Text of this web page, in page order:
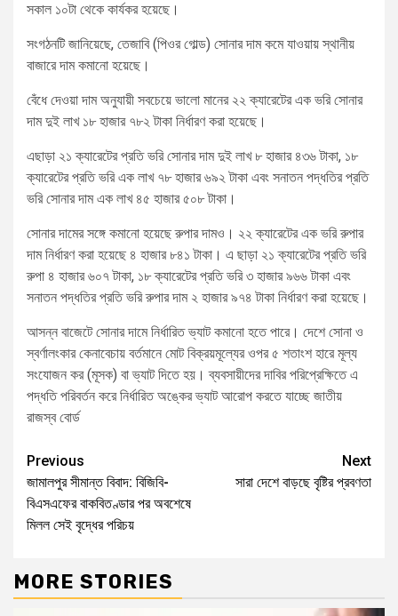
সকাল ১০টা থেকে কার্যকর হয়েছে।
সংগঠনটি জানিয়েছে, তেজাবি (পিওর গোল্ড) সোনার দাম কমে যাওয়ায় স্থানীয়
বাজারে দাম কমানো হয়েছে।
বেঁধে দেওয়া দাম অনুযায়ী সবচেয়ে ভালো মানের ২২ ক্যারেটের এক ভরি সোনার
দাম দুই লাখ ১৮ হাজার ৭৮২ টাকা নির্ধারণ করা হয়েছে।
এছাড়া ২১ ক্যারেটের প্রতি ভরি সোনার দাম দুই লাখ ৮ হাজার ৪৩৬ টাকা, ১৮
ক্যারেটের প্রতি ভরি এক লাখ ৭৮ হাজার ৬৯২ টাকা এবং সনাতন পদ্ধতির প্রতি
ভরি সোনার দাম এক লাখ ৪৫ হাজার ৫০৮ টাকা।
সোনার দামের সঙ্গে কমানো হয়েছে রুপার দামও। ২২ ক্যারেটের এক ভরি রুপার
দাম নির্ধারণ করা হয়েছে ৪ হাজার ৮৪১ টাকা। এ ছাড়া ২১ ক্যারেটের প্রতি ভরি
রুপা ৪ হাজার ৬০৭ টাকা, ১৮ ক্যারেটের প্রতি ভরি ৩ হাজার ৯৬৬ টাকা এবং
সনাতন পদ্ধতির প্রতি ভরি রুপার দাম ২ হাজার ৯৭৪ টাকা নির্ধারণ করা হয়েছে।
আসন্ন বাজেটে সোনার দামে নির্ধারিত ভ্যাট কমানো হতে পারে। দেশে সোনা ও
স্বর্ণালংকার কেনাবেচায় বর্তমানে মোট বিক্রয়মূল্যের ওপর ৫ শতাংশ হারে মূল্য
সংযোজন কর (মূসক) বা ভ্যাট দিতে হয়। ব্যবসায়ীদের দাবির পরিপ্রেক্ষিতে এ
পদ্ধতি পরিবর্তন করে নির্ধারিত অঙ্কের ভ্যাট আরোপ করতে যাচ্ছে জাতীয়
রাজস্ব বোর্ড
Previous
জামালপুর সীমান্ত বিবাদ: বিজিবি-
বিএসএফের বাকবিতণ্ডার পর অবশেষে
মিলল সেই বৃদ্ধের পরিচয়
Next
সারা দেশে বাড়ছে বৃষ্টির প্রবণতা
MORE STORIES